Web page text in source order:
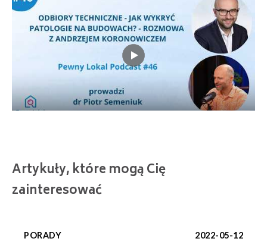
Artykuły, które mogą Cię
zainteresować
PORADY 2022-05-12